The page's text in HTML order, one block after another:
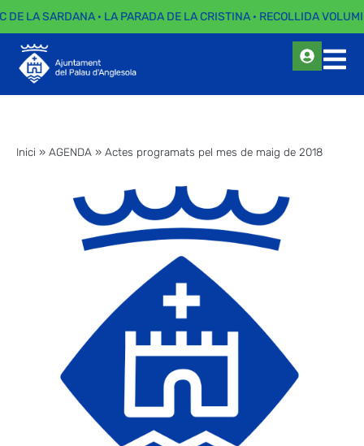
DE LA SARDANA · LA PARADA DE LA CRISTINA · RECOLLIDA
Inici » AGENDA » Actes programats pel mes de maig de 2018